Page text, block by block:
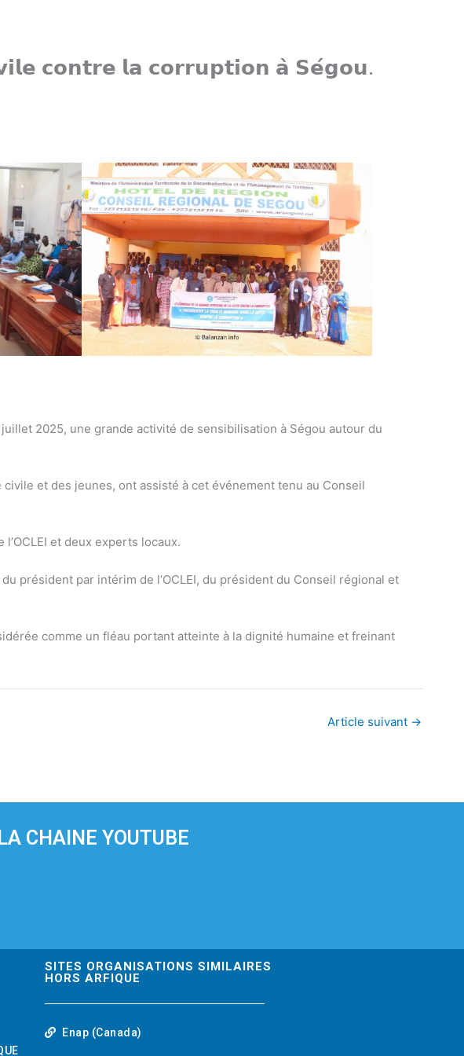
𝗰𝗼𝗻𝘁𝗿𝗲 𝗹𝗮 𝗰𝗼𝗿𝗿𝘂𝗽𝘁𝗶𝗼𝗻 𝗮̀ 𝗦𝗲́𝗴𝗼𝘂.
2025, une grande activité de sensibilisation à Ségou autour du
et des jeunes, ont assisté à cet événement tenu au Conseil
et deux experts locaux.
président par intérim de l’OCLEI, du président du Conseil régional et
comme un fléau portant atteinte à la dignité humaine et freinant
Article suivant →
CHAINE YOUTUBE
SITES ORGANISATIONS SIMILAIRES
HORS ARFIQUE
Enap (Canada)